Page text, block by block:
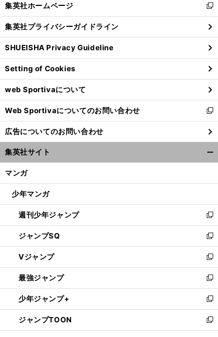
閉
る
集英社ホームページ
新
し
い
ウ
ィ
ン
ド
ウ
で
開
く
集英社プライバシーガイドライン
SHUEISHA Privacy Guideline
Setting of Cookies
web Sportivaについて
Web Sportivaについてのお問い合わせ
新
し
い
ウ
ィ
ン
ウ
開
く
広告についてのお問い合わせ
集英社サイト
マンガ
少年マンガ
週刊少年ジャンプ
新
し
い
ウ
ィ
ン
ド
ウ
で
開
く
ジャンプSQ
新
し
い
ウ
ィ
ン
ド
ウ
で
開
Vジャンプ
新
し
い
ウ
ィ
ン
ド
ウ
最強ジャンプ
新
し
い
ウ
ィ
ン
少年ジャンプ+
新
し
い
ウ
ジャンプTOON
新
し